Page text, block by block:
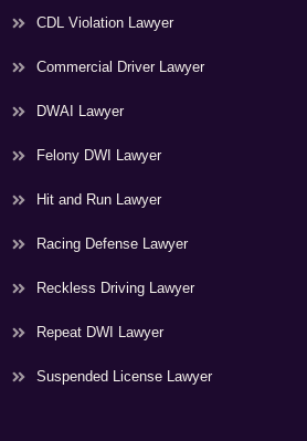
CDL Violation Lawyer
Commercial Driver Lawyer
DWAI Lawyer
Felony DWI Lawyer
Hit and Run Lawyer
Racing Defense Lawyer
Reckless Driving Lawyer
Repeat DWI Lawyer
Suspended License Lawyer